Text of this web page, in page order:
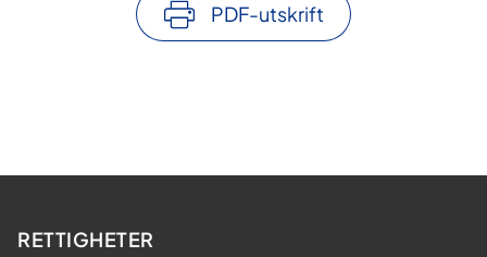
PDF-utskrift
RETTIGHETER